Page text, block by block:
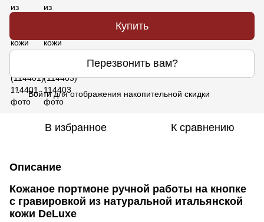
Купить
Перезвонить вам?
% Войтидля отображения накопительной скидки
В избранное К сравнению
Описание
Кожаное портмоне ручной работы на кнопке
с гравировкой из натуральной итальянской
кожи DeLuxe